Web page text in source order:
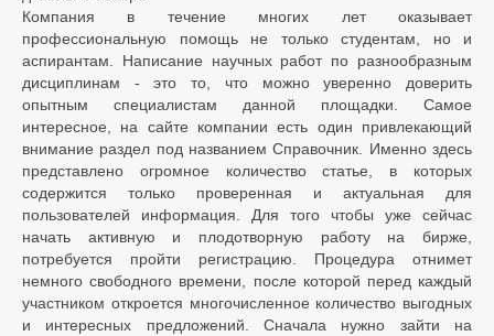
Компания в течение многих лет оказывает
профессиональную помощь не только студентам, но и
аспирантам. Написание научных работ по разнообразным
дисциплинам - это то, что можно уверенно доверить
опытным специалистам данной площадки. Самое
интересное, на сайте компании есть один привлекающий
внимание раздел под названием Справочник. Именно здесь
представлено огромное количество статье, в которых
содержится только проверенная и актуальная для
пользователей информация. Для того чтобы уже сейчас
начать активную и плодотворную работу на бирже,
потребуется пройти регистрацию. Процедура отнимет
немного свободного времени, после которой перед каждый
участником откроется многочисленное количество выгодных
и интересных предложений. Сначала нужно зайти на